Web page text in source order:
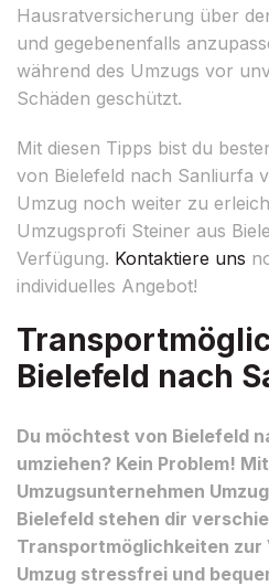
Hausratversicherung über
und gegebenenfalls
während des Umzugs vor
Schäden geschützt.
Mit diesen Tipps bist du
von Bielefeld nach Sanliurfa
Umzug noch weiter zu
Umzugsprofi Steiner aus
Verfügung. Kontaktiere uns
individuelles Angebot!
Bielefeld nach
Du möchtest von Bielefeld
umziehen? Kein Problem!
Umzugsunternehmen
Bielefeld stehen dir
Transportmöglichkeiten zur
Umzug stressfrei und